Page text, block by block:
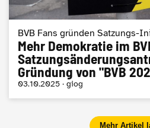
BVB Fans gründen Satzungs-
Mehr Demokratie im
Gründung von "BVB
03.10.2025 · giog
Mehr Artikel